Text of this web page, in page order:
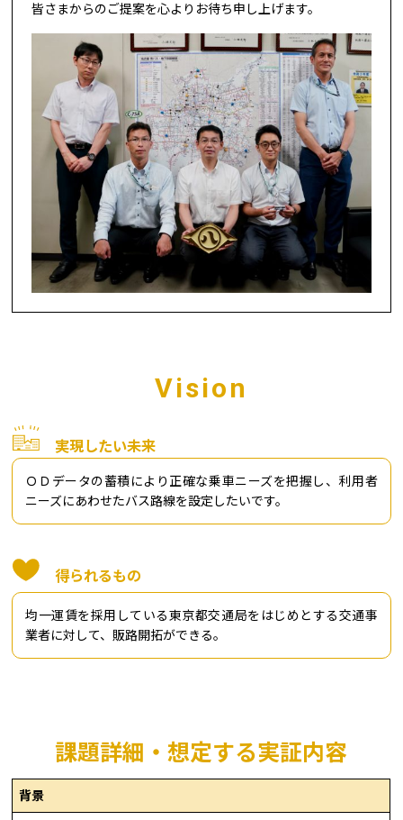
皆さまからのご提案を心よりお待ち申し上げます。
Vision
実現したい未来
ＯＤデータの蓄積により正確な乗車ニーズを把握し、利用者
ニーズにあわせたバス路線を設定したいです。
得られるもの
均一運賃を採用している東京都交通局をはじめとする交通事
業者に対して、販路開拓ができる。
課題詳細・想定する実証内容
背景